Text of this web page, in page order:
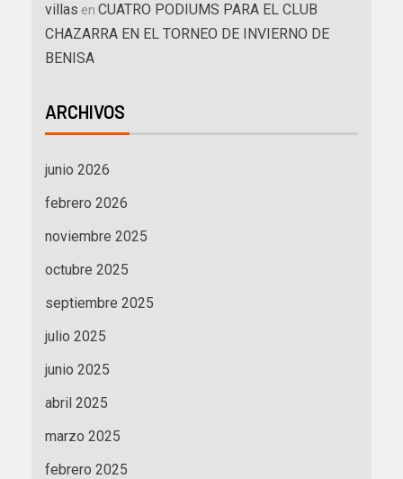
villas en CUATRO PODIUMS PARA EL CLUB
CHAZARRA EN EL TORNEO DE INVIERNO DE
BENISA
ARCHIVOS
junio 2026
febrero 2026
noviembre 2025
octubre 2025
septiembre 2025
julio 2025
junio 2025
abril 2025
marzo 2025
febrero 2025